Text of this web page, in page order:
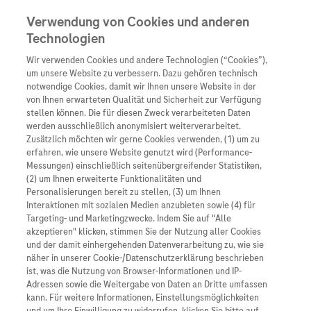
Unternehmen
Übersicht
Wer wir sind
Was uns antreibt
Unsere Standorte
Roche Stories
Events
Innovation
Übersicht
Forschung
Personalisierte
Digitalisierung
Blog Zukunftslabor
Übersicht
Unser Service für
Informationen zu
Diagnostik ist
Klinische Studien
Arzneimittel
Übersicht
Arzneimittel A-Z
Roche Pipeline
Roche Fachportal
Diagnostik
Kontakt
Presse
Karriere
Roche in Penzberg baut neues Gebäude für
Diagnostik-Forschung
Verwendung von Cookies und anderen
Technologien
Wir verwenden Cookies und andere Technologien (“Cookies”),
um unsere Website zu verbessern. Dazu gehören technisch
notwendige Cookies, damit wir Ihnen unsere Website in der
von Ihnen erwarteten Qualität und Sicherheit zur Verfügung
stellen können. Die für diesen Zweck verarbeiteten Daten
werden ausschließlich anonymisiert weiterverarbeitet.
Zusätzlich möchten wir gerne Cookies verwenden, (1) um zu
erfahren, wie unsere Website genutzt wird (Performance-
Messungen) einschließlich seitenübergreifender Statistiken,
(2) um Ihnen erweiterte Funktionalitäten und
Personalisierungen bereit zu stellen, (3) um Ihnen
Interaktionen mit sozialen Medien anzubieten sowie (4) für
Targeting- und Marketingzwecke. Indem Sie auf "Alle
akzeptieren" klicken, stimmen Sie der Nutzung aller Cookies
und der damit einhergehenden Datenverarbeitung zu, wie sie
näher in unserer Cookie-/Datenschutzerklärung beschrieben
ist, was die Nutzung von Browser-Informationen und IP-
Adressen sowie die Weitergabe von Daten an Dritte umfassen
kann. Für weitere Informationen, Einstellungsmöglichkeiten